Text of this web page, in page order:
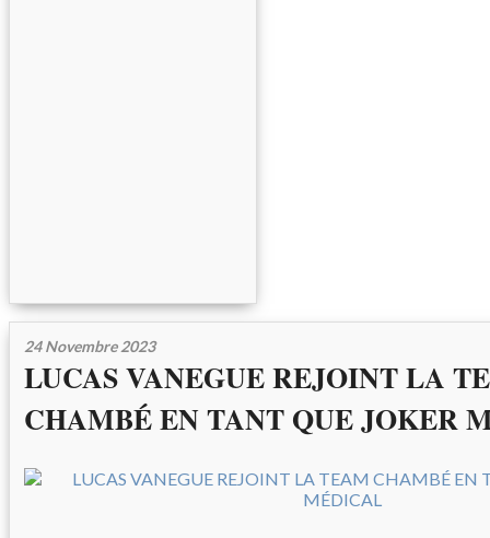
24 Novembre 2023
LUCAS VANEGUE REJOINT LA
CHAMBÉ EN TANT QUE JOKER